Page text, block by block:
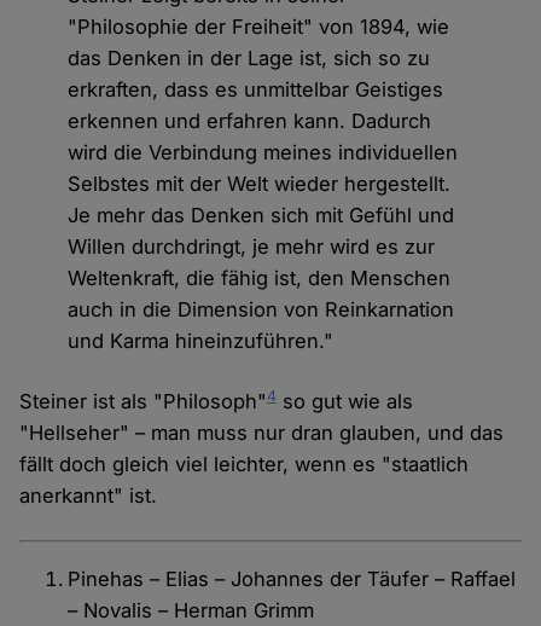
"Philosophie der Freiheit" von 1894, wie
das Denken in der Lage ist, sich so zu
erkraften, dass es unmittelbar Geistiges
erkennen und erfahren kann. Dadurch
wird die Verbindung meines individuellen
Selbstes mit der Welt wieder hergestellt.
Je mehr das Denken sich mit Gefühl und
Willen durchdringt, je mehr wird es zur
Weltenkraft, die fähig ist, den Menschen
auch in die Dimension von Reinkarnation
und Karma hineinzuführen."
Steiner ist als "Philosoph"4 so gut wie als
"Hellseher" – man muss nur dran glauben, und das
fällt doch gleich viel leichter, wenn es "staatlich
anerkannt" ist.
Pinehas – Elias – Johannes der Täufer – Raffael
– Novalis – Herman Grimm